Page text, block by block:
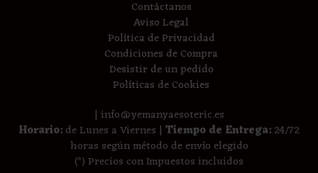
Contáctanos
Aviso Legal
Política de Privacidad
Condiciones de Compra
Desistir de un pedido
Políticas de Cookies
| info@yemanyaesoteric.es
Horario:de Lunes a Viernes | Tiempo de Entrega:24/72
horas según método de envío elegido
(*) Precios con Impuestos incluidos